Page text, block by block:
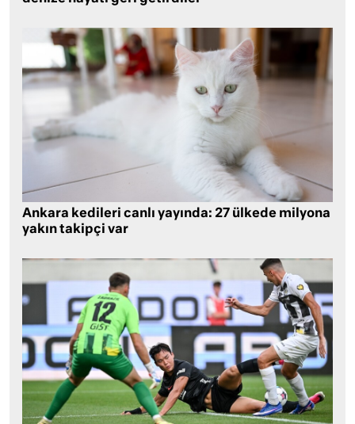
Ankara kedileri canlı yayında: 27 ülkede milyona
yakın takipçi var